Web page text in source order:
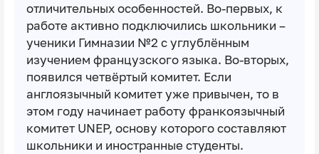
отличительных особенностей. Во-первых, к
работе активно подключились школьники –
ученики Гимназии №2 с углублённым
изучением французского языка. Во-вторых,
появился четвёртый комитет. Если
англоязычный комитет уже привычен, то в
этом году начинает работу франкоязычный
комитет UNEP, основу которого составляют
школьники и иностранные студенты.